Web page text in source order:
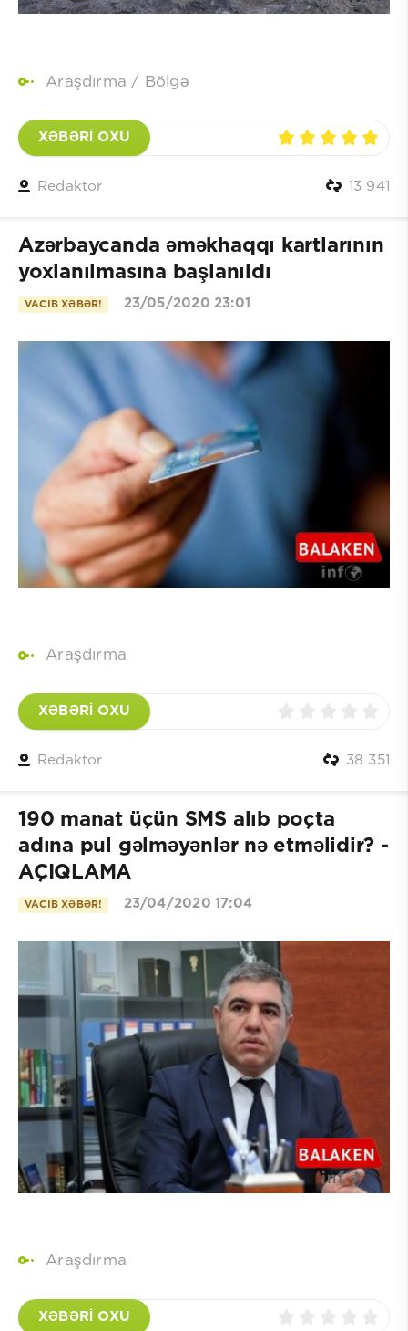
Araşdırma / Bölgə
XƏBƏRİ OXU
Redaktor 13 941
Azərbaycanda əməkhaqqı kartlarının
yoxlanılmasına başlanıldı
VACIB XƏBƏR! 23/05/2020 23:01
Araşdırma
XƏBƏRİ OXU
Redaktor 38 351
190 manat üçün SMS alıb poçta
adına pul gəlməyənlər nə etməlidir? -
AÇIQLAMA
VACIB XƏBƏR! 23/04/2020 17:04
Araşdırma
XƏBƏRİ OXU